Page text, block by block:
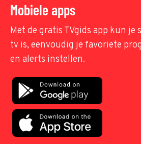
Mobiele apps
Met de gratis TVgids app kun je
tv is, eenvoudig je favoriete
en alerts instellen.